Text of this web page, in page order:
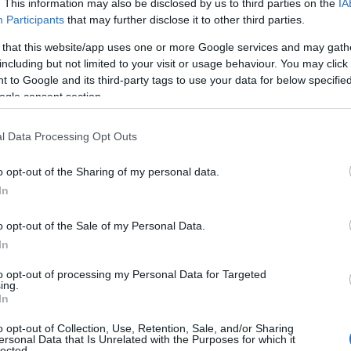
This information may also be disclosed by us to third parties on the
Participants that may further disclose it to other third parties.
that this website/app uses one or more Google services and may
but not limited to your visit or usage behaviour. You may
to Google and its third-party tags to use your data for below
consent section.
Data Processing Opt Outs
opt-out of the Sharing of my personal data.
opt-out of the Sale of my Personal Data.
opt-out of processing my Personal Data for Targeted
opt-out of Collection, Use, Retention, Sale, and/or Sharing
Data that Is Unrelated with the Purposes for which it
παιδιά του Ευδοκία, Ιωάννη, Κώστα,
τους υπόλοιπους συγγενείς.
στην ομάδα της Χαλκίδας, η οποία
τα θερμά της συλληπητήρια για την
θερμά του συλλυπητήρια στον
για την απώλεια του πατέρα
σκεπάσει.”
πρωί της Τρίτης 18 Μαρτίου, στον ιερό ναό
της Χαλκίδας, όπου συγγενείς
στην τελευταία του κατοικία.